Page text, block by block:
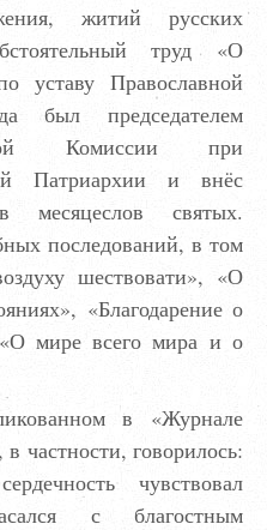
житий русских
труд «О
уставу Православной
был председателем
Комиссии при
Патриархии и внёс
месяцеслов святых.
последований, в том
шествовати», «О
«Благодарение о
мире всего мира и о
в «Журнале
частности, говорилось:
чувствовал
с благостным